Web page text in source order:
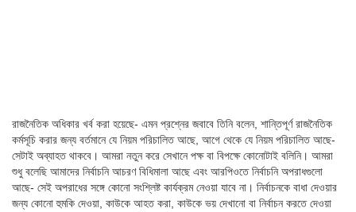
রাজনৈতিক অধিকার খর্ব করা হয়েছে- এমন প্রশ্নের জবাবে তিনি বলেন, শান্তিপূর্ণ রাজনৈতিক
কর্মসূচি করার জন্য বর্তমানে যে নিয়ম পরিচালিত আছে, আগে থেকে যে নিয়ম পরিচালিত আছে-
সেটাই অব্যাহত থাকবে। আমরা নতুন করে সেখানে পক্ষ বা বিপক্ষে কোনোটাই বলিনি। আমরা
শুধু বলেছি আমাদের নির্বাচনি আচরণ বিধিমালা আছে এবং আরপিওতে নির্বাচনি অপরাধগুলো
আছে- সেই অপরাধের সঙ্গে কোনো সংশ্লিষ্ট কার্যক্রম নেওয়া যাবে না। নির্বাচনকে বাধা দেওয়ার
জন্য কোনো হুমকি দেওয়া, কাউকে আহত করা, কাউকে ভয় দেখানো বা নির্বাচন করতে দেওয়া